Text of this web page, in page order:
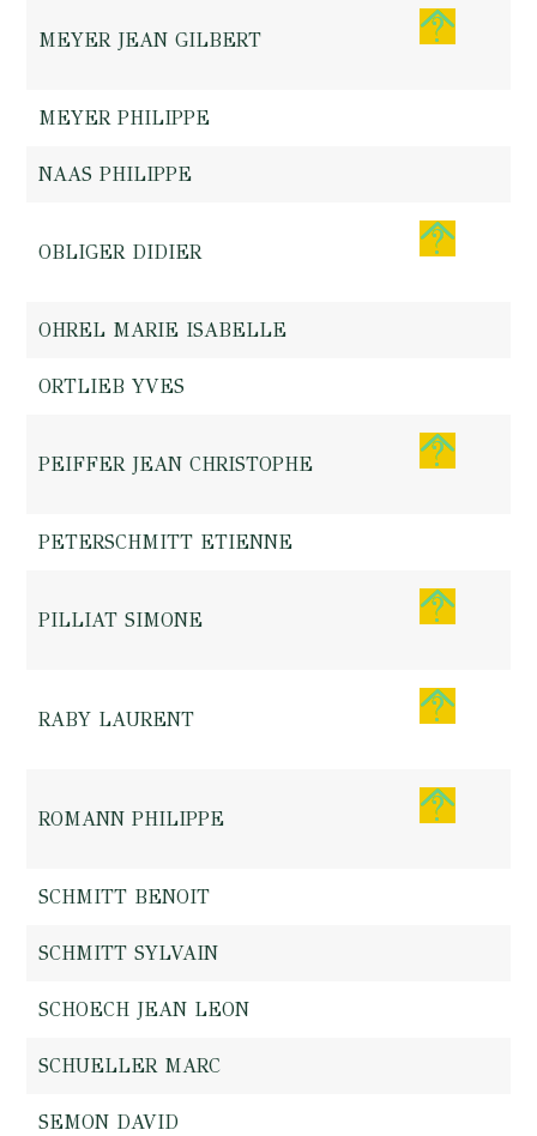
MEYER JEAN GILBERT
MEYER PHILIPPE
NAAS PHILIPPE
OBLIGER DIDIER
OHREL MARIE ISABELLE
ORTLIEB YVES
PEIFFER JEAN CHRISTOPHE
PETERSCHMITT ETIENNE
PILLIAT SIMONE
RABY LAURENT
ROMANN PHILIPPE
SCHMITT BENOIT
SCHMITT SYLVAIN
SCHOECH JEAN LEON
SCHUELLER MARC
SEMON DAVID